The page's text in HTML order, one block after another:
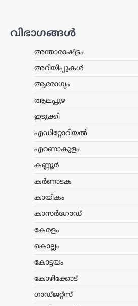
വിഭാഗങ്ങൾ
അന്താരാഷ്ട്രം
അറിയിപ്പുകൾ
ആരോഗ്യം
ആലപ്പുഴ
ഇടുക്കി
എഡിറ്റോറിയൽ
എറണാകുളം
കണ്ണൂർ
കർണാടക
കായികം
കാസർഗോഡ്
കേരളം
കൊല്ലം
കോട്ടയം
കോഴിക്കോട്
ഗാഡ്ജറ്റ്സ്
‘ക്വിറ്റ്
പകർന്നു:
ചരിത്രപ്രസിദ്ധമായ
പ്രസ്ഥാനത്തിന്റെ
സ്വാതന്ത്ര്യസമര
നരേന്ദ്ര മോദി.
ധൈര്യവും ത്യാഗവും
ട്രെൻഡിംഗ്,
നിർബന്ധമല്ല:
പ്രധാൻ